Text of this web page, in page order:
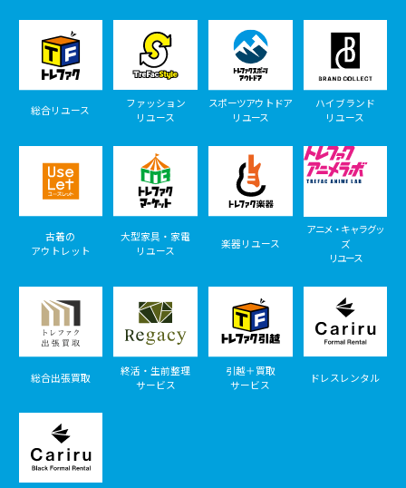
総合リユース
ファッション
リユース
スポーツアウトドア
リユース
ハイブランド
リユース
古着の
アウトレット
大型家具・家電
リユース
楽器リユース
アニメ・キャラグッ
ズ
リユース
総合出張買取
終活・生前整理
サービス
引越＋買取
サービス
ドレスレンタル